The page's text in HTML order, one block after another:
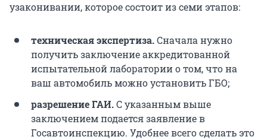
узаконивании, которое состоит из семи этапов:
техническая экспертиза.Сначала нужно
получить заключение аккредитованной
испытательной лаборатории о том, что на
ваш автомобиль можно установить ГБО;
разрешение ГАИ.С указанным выше
заключением подается заявление в
Госавтоинспекцию. Удобнее всего сделать это